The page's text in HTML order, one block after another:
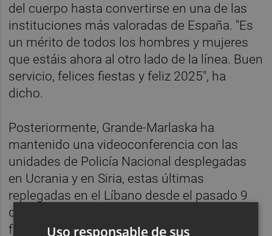
del cuerpo hasta convertirse en una de las
instituciones más valoradas de España. "Es
un mérito de todos los hombres y mujeres
que estáis ahora al otro lado de la línea. Buen
servicio, felices fiestas y feliz 2025", ha
dicho.
Posteriormente, Grande-Marlaska ha
mantenido una videoconferencia con las
unidades de Policía Nacional desplegadas
en Ucrania y en Siria, estas últimas
replegadas en el Líbano desde el pasado 9
de diciembre, para enviarles un mensaje de
felicitación por las fiestas navideñas.
Uso responsable de sus